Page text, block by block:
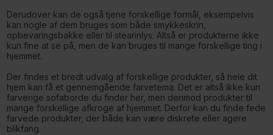
Derudover kan de også tjene forskellige formål, eksempelvis
kan nogle af dem bruges som både smykkeskrin,
opbevaringsbakke eller til stearinlys. Altså er produkterne ikke
kun fine at se på, men de kan bruges til mange forskellige ting i
hjemmet.
Der findes et bredt udvalg af forskellige produkter, så hele dit
hjem kan få et gennemgående farvetema. Det er altså ikke kun
farverige sofaborde du finder her, men derimod produkter til
mange forskellige afkroge af hjemmet. Derfor kan du finde fede
farvede produkter, der både kan være diskrete eller agere
blikfang.